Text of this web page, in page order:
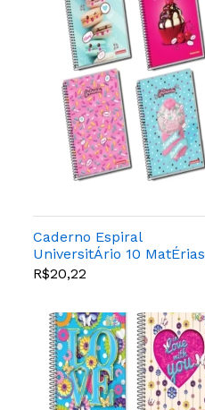
Caderno Espiral
UniversitÁrio 10 MatÉrias
Gostosuras 200 Folhas -
R$20,22